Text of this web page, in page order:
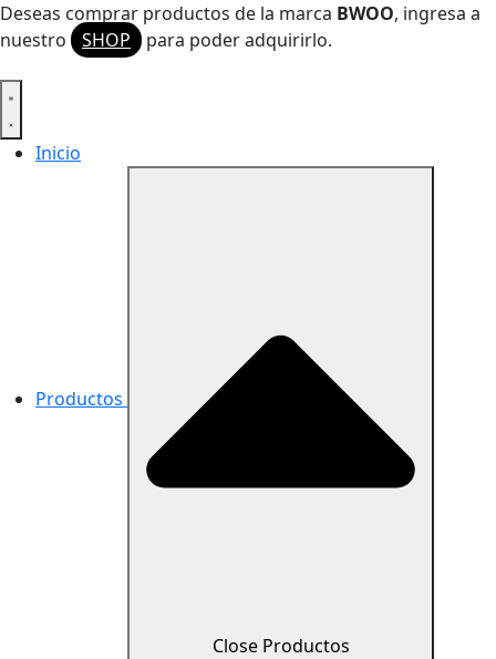
Ir
al
contenido
Deseas comprar productos de la marca BWOO, ingresa a
nuestro
SHOP para poder adquirirlo.
Inicio
Productos
Close Productos